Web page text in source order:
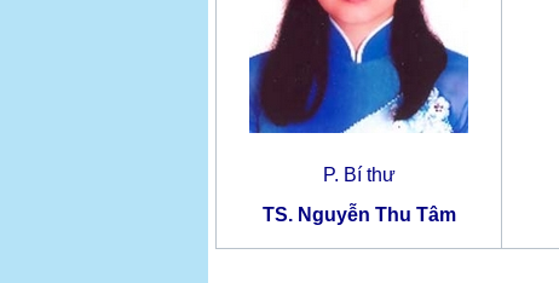
P. Bí thư
TS. Nguyễn Thu Tâm